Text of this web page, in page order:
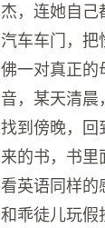
杰，连她自己
汽车车门，把
佛一对真正的
音，某天清晨
找到傍晚，回
来的书，书里
看英语同样的
和乖徒儿玩假